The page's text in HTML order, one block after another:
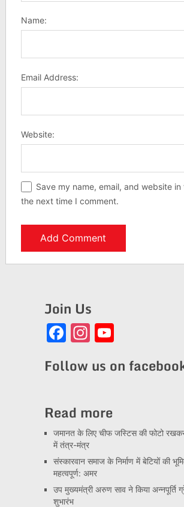
Name:
Email Address:
Website:
Save my name, email, and website
the next time I comment.
Join Us
Facebook
Instagram
YouTube
Follow us on
Read more
जमानत के लिए चीफ जस्टिस की फोटो
में तंत्र-मंत्र
संस्कारवान समाज के निर्माण में बेटियों की
महत्वपूर्ण: अमर
उप मुख्यमंत्री अरुण साव ने किया अन्नपूर्ति
शुभारंभ